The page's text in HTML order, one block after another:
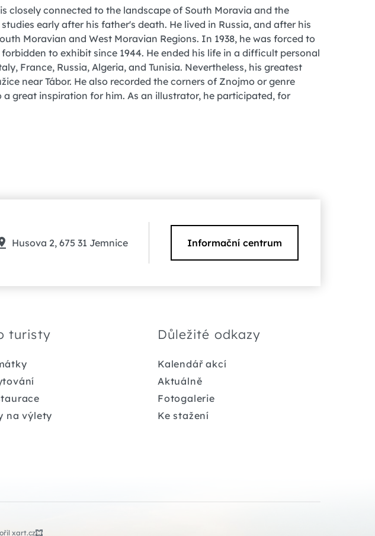
closely connected to the landscape of South Moravia and the
early after his father's death. He lived in Russia, and after his
Moravian and West Moravian Regions. In 1938, he was forced to
to exhibit since 1944. He ended his life in a difficult personal
France, Russia, Algeria, and Tunisia. Nevertheless, his greatest
near Tábor. He also recorded the corners of Znojmo or genre
a great inspiration for him. As an illustrator, he participated, for
Husova 2, 675 31 Jemnice Informační centrum
turisty
na výlety
Důležité odkazy
Kalendář akcí
Aktuálně
Fotogalerie
Ke stažení
xart.cz